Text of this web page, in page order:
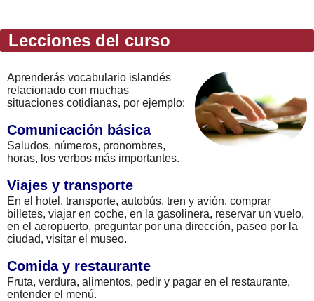
Lecciones del curso
Aprenderás vocabulario islandés
relacionado con muchas
situaciones cotidianas, por ejemplo:
Comunicación básica
Saludos, números, pronombres,
horas, los verbos más importantes.
Viajes y transporte
En el hotel, transporte, autobús, tren y avión, comprar
billetes, viajar en coche, en la gasolinera, reservar un vuelo,
en el aeropuerto, preguntar por una dirección, paseo por la
ciudad, visitar el museo.
Comida y restaurante
Fruta, verdura, alimentos, pedir y pagar en el restaurante,
entender el menú.